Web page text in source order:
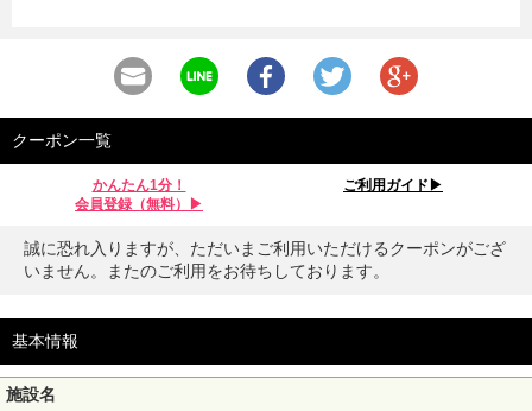
クーポン一覧
かんたん1分！
会員登録（無料）▶︎
ご利用ガイド▶︎
誠に恐れ入りますが、ただいまご利用いただけるクーポンがござ
いません。またのご利用をお待ちしております。
基本情報
施設名